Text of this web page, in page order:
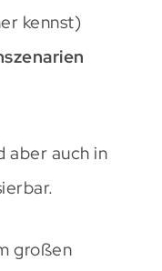
kennst)
aber auch in
großen